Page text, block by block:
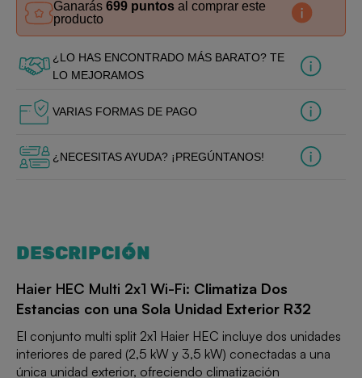
Ganarás 699 puntos al comprar este
producto
¿LO HAS ENCONTRADO MÁS BARATO? TE
LO MEJORAMOS
VARIAS FORMAS DE PAGO
¿NECESITAS AYUDA? ¡PREGÚNTANOS!
DESCRIPCIÓN
Haier HEC Multi 2x1 Wi-Fi: Climatiza Dos
Estancias con una Sola Unidad Exterior R32
El conjunto multi split 2x1 Haier HEC incluye dos unidades
interiores de pared (2,5 kW y 3,5 kW) conectadas a una
única unidad exterior, ofreciendo climatización